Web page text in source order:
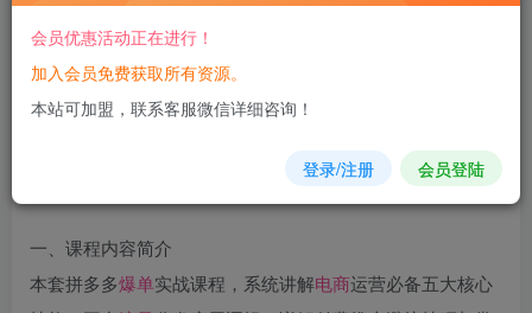
您当前未登录！建议登陆后购买，可保存购买订单
一、课程内容简介
本套拼多多爆单实战课程，系统讲解电商运营必备五大核心
会员优惠活动正在进行！
加入会员免费获取所有资源。
本站可加盟，联系客服微信详细咨询！
登录/注册 会员登陆